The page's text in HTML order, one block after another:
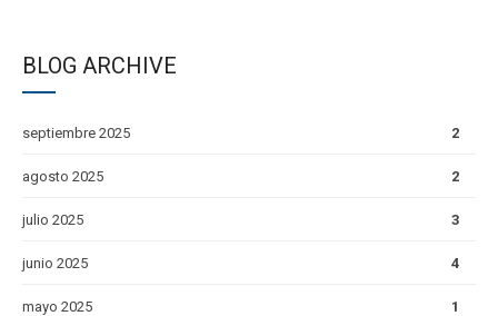
BLOG ARCHIVE
septiembre 2025 2
agosto 2025 2
julio 2025 3
junio 2025 4
mayo 2025 1